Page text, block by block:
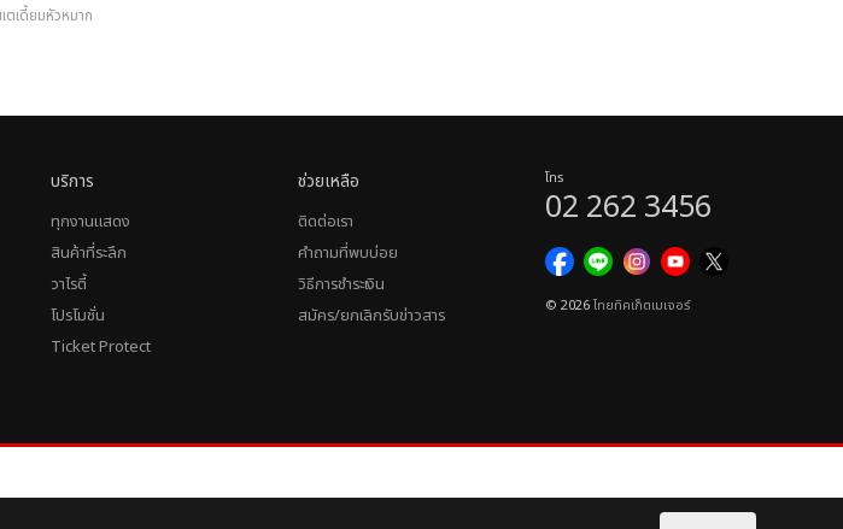
ตเดี้ยมหัวหมาก
บริการ
ทุกงานแสดง
สินค้าที่ระลึก
วาไรตี้
โปรโมชั่น
Ticket Protect
ช่วยเหลือ
ติดต่อเรา
คำถามที่พบบ่อย
วิธีการชำระเงิน
สมัคร/ยกเลิกรับข่าวสาร
โทร
02 262 3456
© 2026ไทยทิคเก็ตเมเจอร์